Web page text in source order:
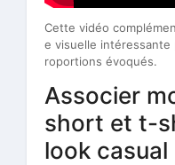
Cette vidéo
e visuelle intéressante
roportions évoqués.
Associer
short et t-
look casual